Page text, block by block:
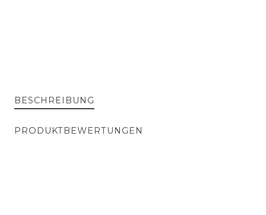
BESCHREIBUNG
PRODUKTBEWERTUNGEN